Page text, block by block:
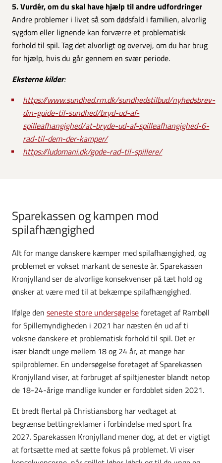
5. Vurdér, om du skal have hjælp til andre udfordringer
Andre problemer i livet så som dødsfald i familien, alvorlig
sygdom eller lignende kan forværre et problematisk
forhold til spil. Tag det alvorligt og overvej, om du har brug
for hjælp, hvis du går gennem en svær periode.
Eksterne kilder:
https://www.sundhed.rm.dk/sundhedstilbud/nyhedsbrev-
din-guide-til-sundhed/bryd-ud-af-
spilleafhangighed/at-bryde-ud-af-spilleafhangighed-6-
rad-til-dem-der-kamper/
https://ludomani.dk/gode-rad-til-spillere/
Sparekassen og kampen mod
spilafhængighed
Alt for mange danskere kæmper med spilafhængighed, og
problemet er vokset markant de seneste år. Sparekassen
Kronjylland ser de alvorlige konsekvenser på tæt hold og
ønsker at være med til at bekæmpe spilafhængighed.
Ifølge den seneste store undersøgelseforetaget af Rambøll
for Spillemyndigheden i 2021 har næsten én ud af ti
voksne danskere et problematisk forhold til spil. Det er
især blandt unge mellem 18 og 24 år, at mange har
spilproblemer. En undersøgelse foretaget af Sparekassen
Kronjylland viser, at forbruget af spiltjenester blandt netop
de 18-24-årige mandlige kunder er fordoblet siden 2021.
Et bredt flertal på Christiansborg har vedtaget at
begrænse bettingreklamer i forbindelse med sport fra
2027. Sparekassen Kronjylland mener dog, at det er vigtigt
at fortsætte med at sætte fokus på problemet. Vi viser